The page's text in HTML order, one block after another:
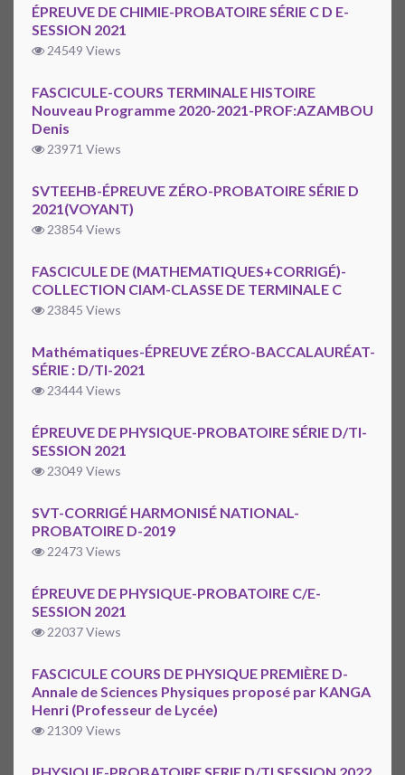
ÉPREUVE DE CHIMIE-PROBATOIRE SÉRIE C D E-
SESSION 2021
24549 Views
FASCICULE-COURS TERMINALE HISTOIRE
Nouveau Programme 2020-2021-PROF:AZAMBOU
Denis
23971 Views
SVTEEHB-ÉPREUVE ZÉRO-PROBATOIRE SÉRIE D
2021(VOYANT)
23854 Views
FASCICULE DE (MATHEMATIQUES+CORRIGÉ)-
COLLECTION CIAM-CLASSE DE TERMINALE C
23845 Views
Mathématiques-ÉPREUVE ZÉRO-BACCALAURÉAT-
SÉRIE : D/TI-2021
23444 Views
ÉPREUVE DE PHYSIQUE-PROBATOIRE SÉRIE D/TI-
SESSION 2021
23049 Views
SVT-CORRIGÉ HARMONISÉ NATIONAL-
PROBATOIRE D-2019
22473 Views
ÉPREUVE DE PHYSIQUE-PROBATOIRE C/E-
SESSION 2021
22037 Views
FASCICULE COURS DE PHYSIQUE PREMIÈRE D-
Annale de Sciences Physiques proposé par KANGA
Henri (Professeur de Lycée)
21309 Views